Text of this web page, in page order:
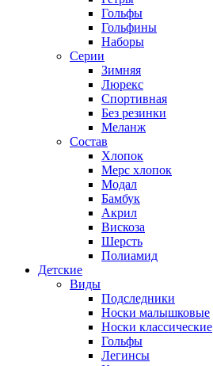
Гольфы
Гольфины
Наборы
Серии
Зимняя
Люрекс
Спортивная
Без резинки
Меланж
Состав
Хлопок
Мерс хлопок
Модал
Бамбук
Акрил
Вискоза
Шерсть
Полиамид
Детские
Виды
Подследники
Носки малышковые
Носки классические
Гольфы
Легинсы